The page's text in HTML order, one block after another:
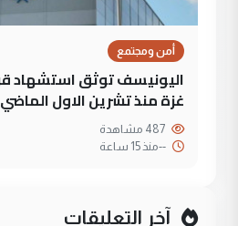
أمن ومجتمع
غزة منذ تشرين الاول الماضي
--منذ 15 ساعة
آخر التعليقات